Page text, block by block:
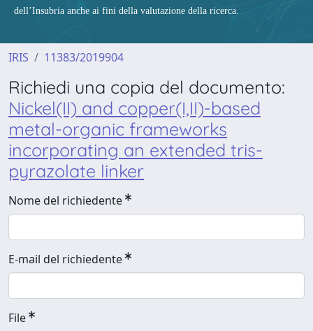
dell’Insubria anche ai fini della valutazione della ricerca.
IRIS 11383/2019904
Richiedi una copia del documento:
Nickel(II) and copper(I,II)-based
metal-organic frameworks
incorporating an extended tris-
pyrazolate linker
Nome del richiedente
E-mail del richiedente
File